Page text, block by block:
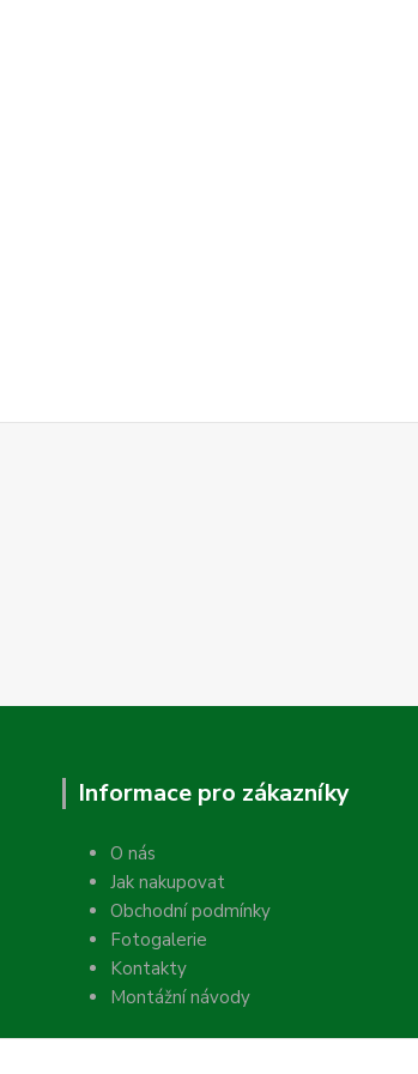
Informace pro zákazníky
O nás
Jak nakupovat
Obchodní podmínky
Fotogalerie
Kontakty
Montážní návody